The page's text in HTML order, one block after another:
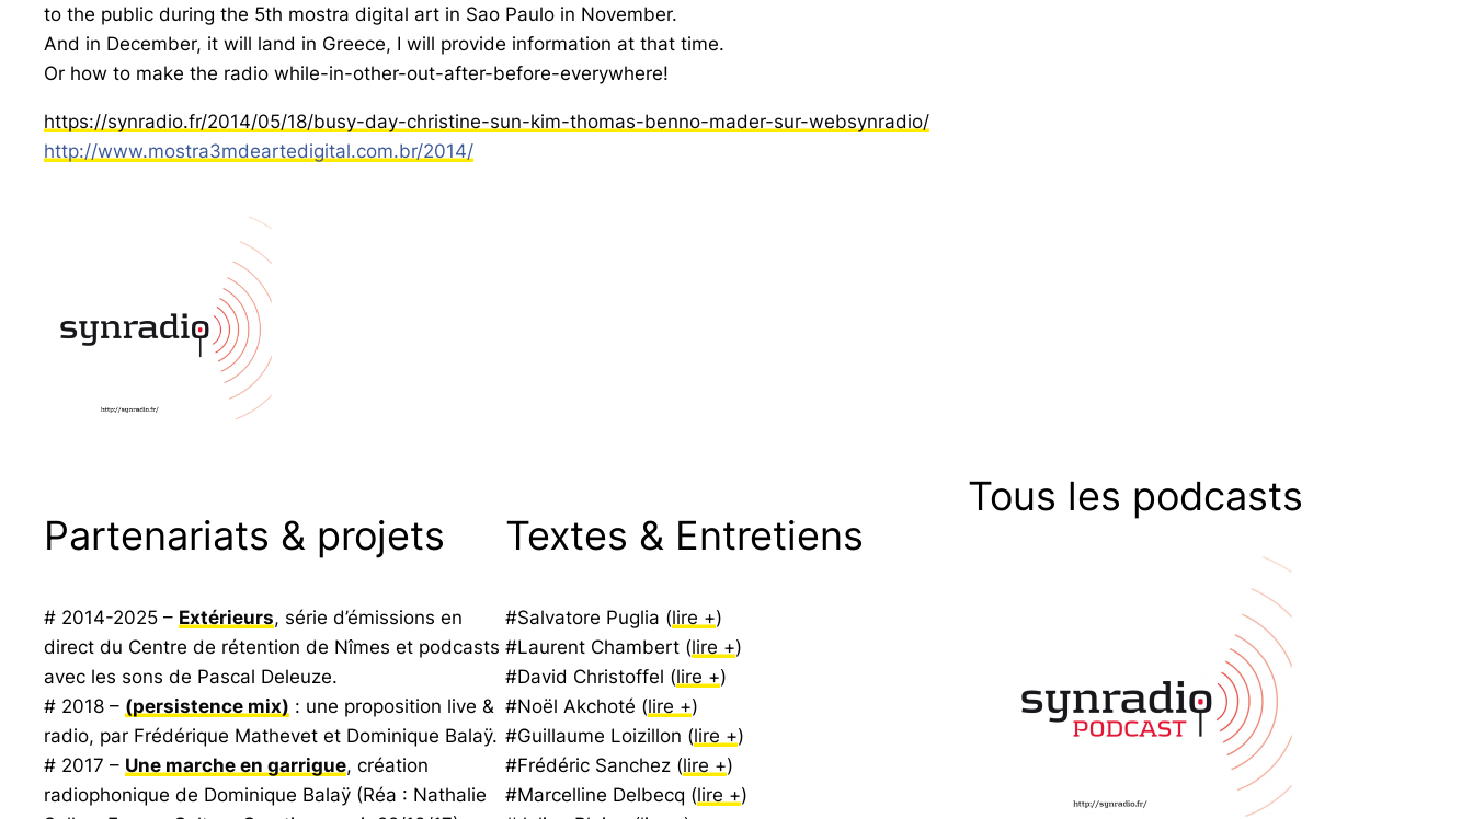
to the public during the 5th mostra digital art in Sao Paulo in November.
And in December, it will land in Greece, I will provide information at that time.
Or how to make the radio while-in-other-out-after-before-everywhere!
https://synradio.fr/2014/05/18/busy-day-christine-sun-kim-thomas-benno-mader-sur-websynradio/
http://www.mostra3mdeartedigital.com.br/2014/
Partenariats & projets
# 2014-2025 – Extérieurs, série d’émissions en
direct du Centre de rétention de Nîmes et podcasts
avec les sons de Pascal Deleuze.
# 2018 – (persistence mix) : une proposition live &
radio, par Frédérique Mathevet et Dominique Balaÿ.
# 2017 – Une marche en garrigue, création
radiophonique de Dominique Balaÿ (Réa : Nathalie
Textes & Entretiens
#Salvatore Puglia (lire +)
#Laurent Chambert (lire +)
#David Christoffel (lire +)
#Noël Akchoté (lire +)
#Guillaume Loizillon (lire +)
#Frédéric Sanchez (lire +)
#Marcelline Delbecq (lire +)
Tous les podcasts